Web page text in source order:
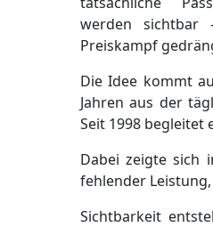
werden
Preiskampf
Die Idee kommt
Jahren aus der
Seit 1998 begleitet
Dabei zeigte sich
fehlender
Sichtbarkeit